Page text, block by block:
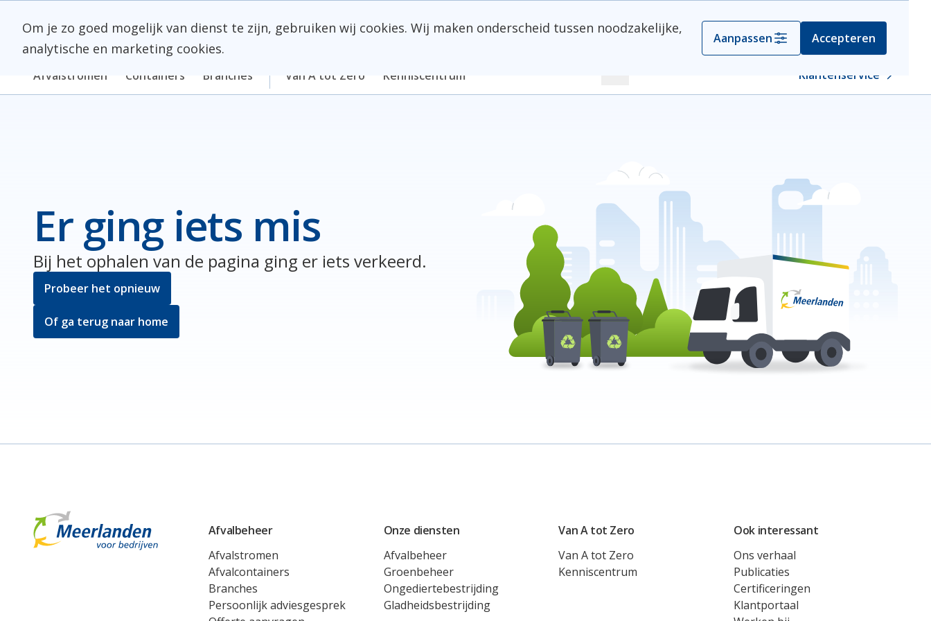
naar Meerlanden Logo
Container aanvragen
Afvalstromen Containers Branches Van A tot Zero Kenniscentrum Klantenservice
Er ging iets mis
Bij het ophalen van de pagina ging er iets verkeerd.
Probeer het opnieuw
Of ga terug naar home
Meerlanden Voor Bedrijven Logo
Afvalbeheer
Afvalstromen
Afvalcontainers
Branches
Persoonlijk adviesgesprek
Onze diensten
Afvalbeheer
Groenbeheer
Ongediertebestrijding
Gladheidsbestrijding
Van A tot Zero
Van A tot Zero
Kenniscentrum
Ook interessant
Ons verhaal
Publicaties
Certificeringen
Klantportaal
Om je zo goed mogelijk van dienst te zijn, gebruiken wij cookies. Wij maken onderscheid tussen noodzakelijke,
analytische en marketing cookies.
Aanpassen Accepteren